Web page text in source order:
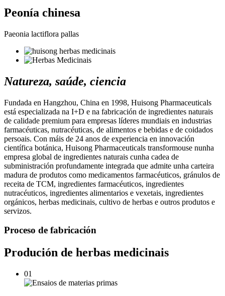
Peonía chinesa
Paeonia lactiflora pallas
Natureza, saúde, ciencia
Fundada en Hangzhou, China en 1998, Huisong Pharmaceuticals
está especializada na I+D e na fabricación de ingredientes naturais
de calidade premium para empresas líderes mundiais en industrias
farmacéuticas, nutracéuticas, de alimentos e bebidas e de coidados
persoais. Con máis de 24 anos de experiencia en innovación
científica botánica, Huisong Pharmaceuticals transformouse nunha
empresa global de ingredientes naturais cunha cadea de
subministración profundamente integrada que admite unha carteira
madura de produtos como medicamentos farmacéuticos, gránulos de
receita de TCM, ingredientes farmacéuticos, ingredientes
nutracéuticos, ingredientes alimentarios e vexetais, ingredientes
orgánicos, herbas medicinais, cultivo de herbas e outros produtos e
servizos.
Proceso de fabricación
Produción de herbas medicinais
01